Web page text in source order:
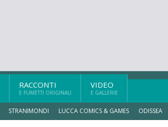
RACCONTI
E FUMETTI ORIGINALI
VIDEO
E GALLERIE
STRANIMONDI LUCCA COMICS & GAMES ODISSEA